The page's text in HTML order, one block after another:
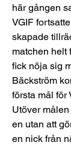
här gången
VGIF
skapade
matchen helt
fick nöja sig
Bäckström
första mål för
Utöver
en utan att
en nick från